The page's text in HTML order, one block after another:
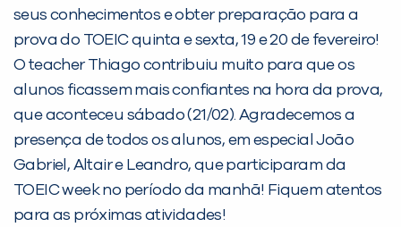
seus conhecimentos e obter preparação para a
prova do TOEIC quinta e sexta, 19 e 20 de fevereiro!
O teacher Thiago contribuiu muito para que os
alunos ficassem mais confiantes na hora da prova,
que aconteceu sábado (21/02). Agradecemos a
presença de todos os alunos, em especial João
Gabriel, Altair e Leandro, que participaram da
TOEIC week no período da manhã! Fiquem atentos
para as próximas atividades!
PEÇA UMA DEMONSTRAÇÃO DE MÉTODO
Desculpe!
Não encontramos nenhuma unidade
inFlux nesta cidade ou bairro que
você digitou.